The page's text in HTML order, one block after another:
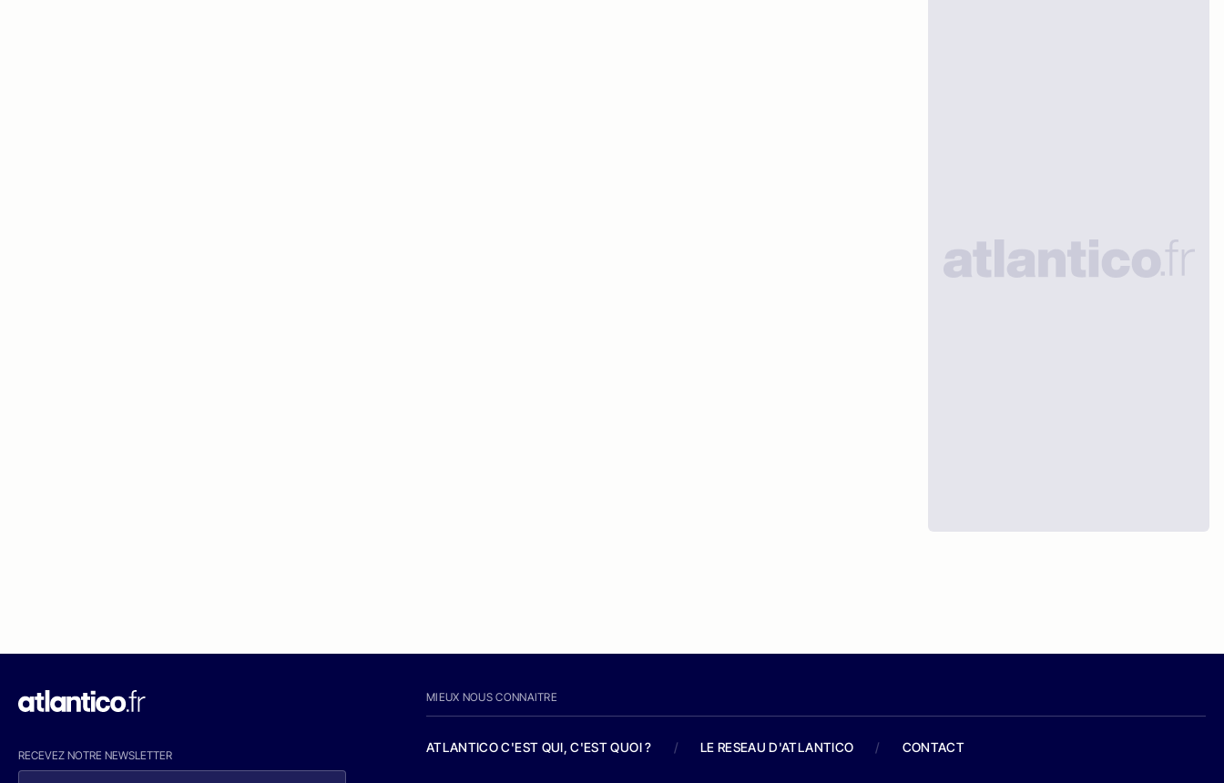
RECEVEZ NOTRE NEWSLETTER
MIEUX NOUS CONNAITRE
ATLANTICO C'EST QUI, C'EST QUOI ? / LE RESEAU D'ATLANTICO / CONTACT